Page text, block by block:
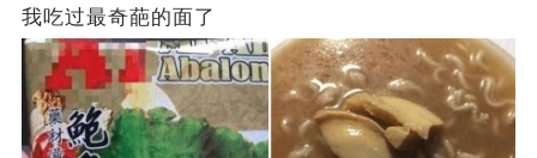
我吃过最奇葩的面了